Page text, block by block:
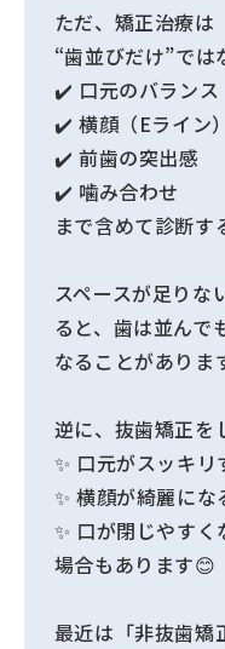
ただ、矯正治療は
“歯並びだけ”では
✔️ 口元のバランス
✔️ 横顔（Eライン）
✔️ 前歯の突出感
✔️ 噛み合わせ
まで含めて診断
スペースが足りな
ると、歯は並んで
なることがありま
逆に、抜歯矯正を
✨ 口元がスッキリ
✨ 横顔が綺麗にな
✨ 口が閉じやすく
場合もあります😊
最近は「非抜歯矯